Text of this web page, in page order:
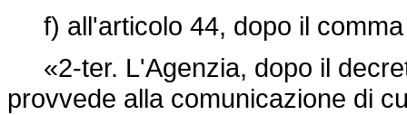
f) all'articolo 44, dopo il comma
«2-ter. L'Agenzia, dopo il
provvede alla comunicazione di